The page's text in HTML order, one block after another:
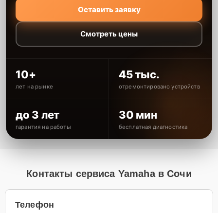
Оставить заявку
Смотреть цены
10+
лет на рынке
45 тыс.
отремонтировано устройств
до 3 лет
гарантия на работы
30 мин
бесплатная диагностика
Контакты сервиса Yamaha в Сочи
Телефон